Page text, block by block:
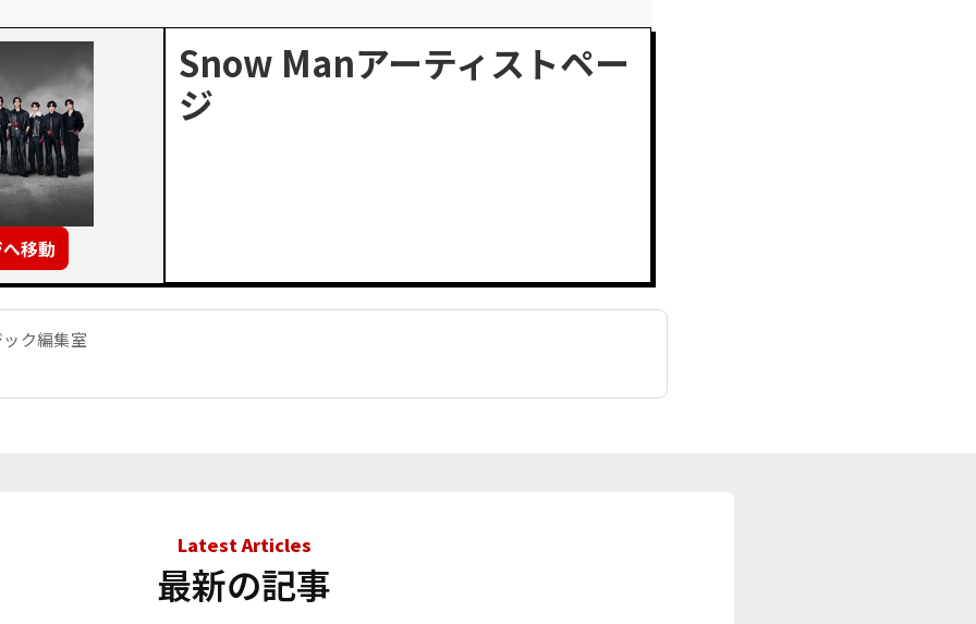
Snow Manアーティストペー
ジ
ク編集室
Latest Articles
最新の記事